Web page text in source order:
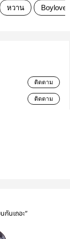
หวาน Boylove/
ติดตาม
ติดตาม
กันเถอะ”